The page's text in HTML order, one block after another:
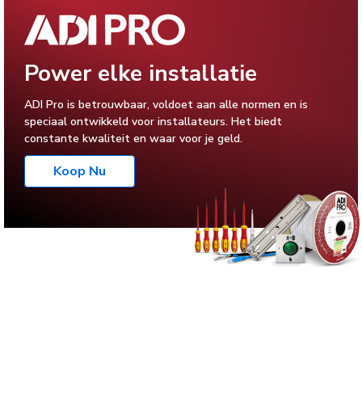
Power elke installatie
ADI Pro is betrouwbaar, voldoet aan alle normen en is
speciaal ontwikkeld voor installateurs. Het biedt
constante kwaliteit en waar voor je geld.
Koop Nu